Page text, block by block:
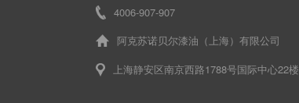
4006-907-907
阿克苏诺贝尔漆油（上海）有限公司
上海静安区南京西路1788号国际中心22楼